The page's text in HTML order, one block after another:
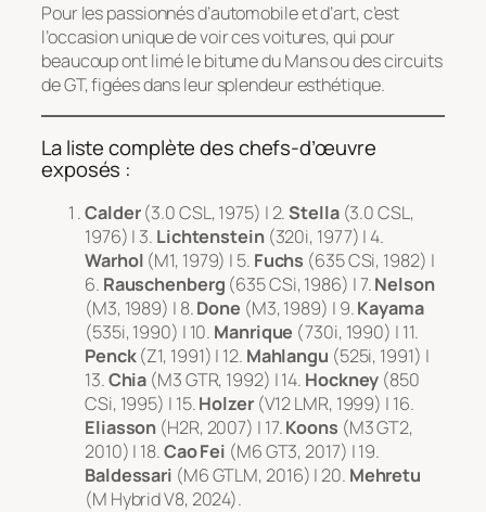
Pour les passionnés d’automobile et d’art, c’est
l’occasion unique de voir ces voitures, qui pour
beaucoup ont limé le bitume du Mans ou des circuits
de GT, figées dans leur splendeur esthétique.
La liste complète des chefs-d’œuvre
exposés :
Calder(3.0 CSL, 1975) | 2.Stella(3.0 CSL,
1976) | 3. Lichtenstein(320i, 1977) | 4.
Warhol (M1, 1979) | 5. Fuchs (635 CSi, 1982) |
6. Rauschenberg (635 CSi, 1986) | 7.Nelson
(M3, 1989) | 8.Done (M3, 1989) | 9.Kayama
(535i, 1990) | 10. Manrique (730i, 1990) | 11.
Penck(Z1, 1991) | 12. Mahlangu (525i, 1991) |
13.Chia (M3 GTR, 1992) | 14. Hockney (850
CSi, 1995) | 15.Holzer(V12 LMR, 1999) | 16.
Eliasson (H2R, 2007) | 17.Koons (M3 GT2,
2010) | 18.Cao Fei (M6 GT3, 2017) | 19.
Baldessari (M6 GTLM, 2016) | 20. Mehretu
(M Hybrid V8, 2024).